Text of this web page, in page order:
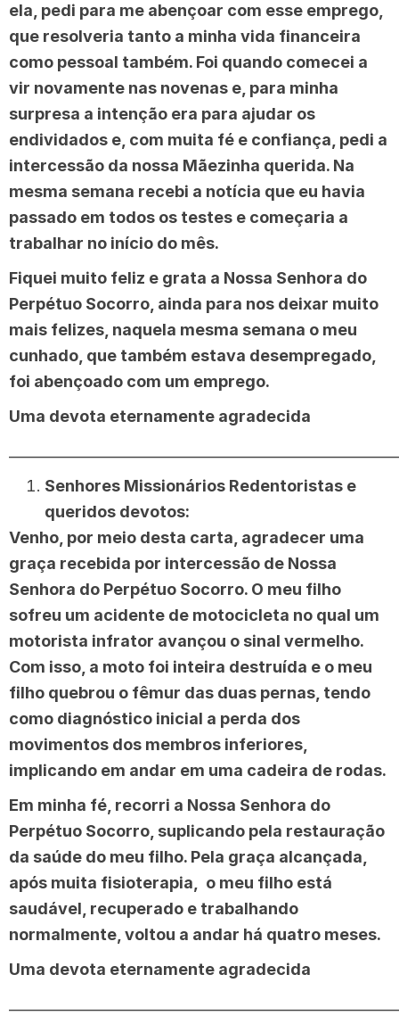
ela, pedi para me abençoar com esse emprego,
que resolveria tanto a minha vida financeira
como pessoal também. Foi quando comecei a
vir novamente nas novenas e, para minha
surpresa a intenção era para ajudar os
endividados e, com muita fé e confiança, pedi a
intercessão da nossa Mãezinha querida. Na
mesma semana recebi a notícia que eu havia
passado em todos os testes e começaria a
trabalhar no início do mês.
Fiquei muito feliz e grata a Nossa Senhora do
Perpétuo Socorro, ainda para nos deixar muito
mais felizes, naquela mesma semana o meu
cunhado, que também estava desempregado,
foi abençoado com um emprego.
Uma devota eternamente agradecida
Senhores Missionários Redentoristas e
queridos devotos:
Venho, por meio desta carta, agradecer uma
graça recebida por intercessão de Nossa
Senhora do Perpétuo Socorro. O meu filho
sofreu um acidente de motocicleta no qual um
motorista infrator avançou o sinal vermelho.
Com isso, a moto foi inteira destruída e o meu
filho quebrou o fêmur das duas pernas, tendo
como diagnóstico inicial a perda dos
movimentos dos membros inferiores,
implicando em andar em uma cadeira de rodas.
Em minha fé, recorri a Nossa Senhora do
Perpétuo Socorro, suplicando pela restauração
da saúde do meu filho. Pela graça alcançada,
após muita fisioterapia, o meu filho está
saudável, recuperado e trabalhando
normalmente, voltou a andar há quatro meses.
Uma devota eternamente agradecida